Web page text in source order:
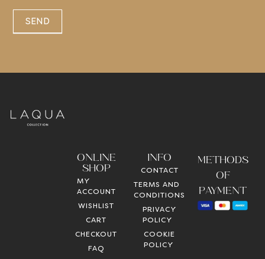
SEND
ONLINE
SHOP
MY
ACCOUNT
WISHLIST
CART
CHECKOUT
FAQ
INFO
CONTACT
TERMS AND
CONDITIONS
PRIVACY
POLICY
COOKIE
POLICY
METHODS
OF
PAYMENT